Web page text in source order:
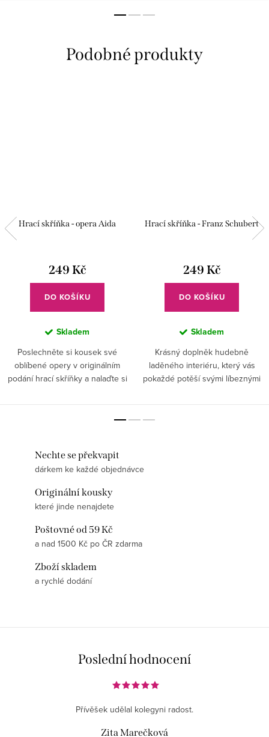
Hrací skříňka - opera Aida
249 Kč
DO KOŠÍKU
Skladem
Poslechněte si kousek své
oblíbené opery v originálním
podání hrací skříňky a nalaďte si
Hrací skříňka - Franz Schubert
249 Kč
DO KOŠÍKU
Skladem
Krásný doplněk hudebně
laděného interiéru, který vás
pokaždé potěší svými líbeznými
Nechte se překvapit
dárkem ke každé objednávce
Originální kousky
které jinde nenajdete
Poštovné od 59 Kč
a nad 1500 Kč po ČR zdarma
Zboží skladem
a rychlé dodání
Poslední hodnocení
Přívěšek udělal kolegyni radost.
Zita Marečková